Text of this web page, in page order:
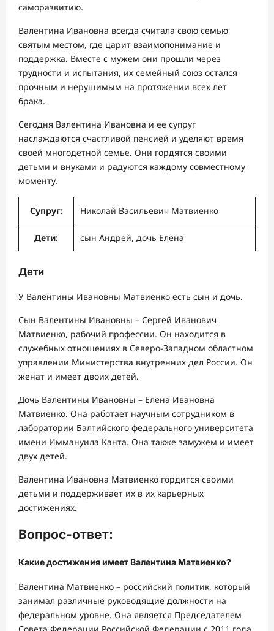
саморазвитию.
Валентина Ивановна всегда считала свою семью
святым местом, где царит взаимопонимание и
поддержка. Вместе с мужем они прошли через
трудности и испытания, их семейный союз остался
прочным и нерушимым на протяжении всех лет
брака.
Сегодня Валентина Ивановна и ее супруг
наслаждаются счастливой пенсией и уделяют время
своей многодетной семье. Они гордятся своими
детьми и внуками и радуются каждому совместному
моменту.
Супруг: Николай Васильевич Матвиенко
Дети: сын Андрей, дочь Елена
Дети
У Валентины Ивановны Матвиенко есть сын и дочь.
Сын Валентины Ивановны – Сергей Иванович
Матвиенко, рабочий профессии. Он находится в
служебных отношениях в Северо-Западном областном
управлении Министерства внутренних дел России. Он
женат и имеет двоих детей.
Дочь Валентины Ивановны – Елена Ивановна
Матвиенко. Она работает научным сотрудником в
лаборатории Балтийского федерального университета
имени Иммануила Канта. Она также замужем и имеет
двух детей.
Валентина Ивановна Матвиенко гордится своими
детьми и поддерживает их в их карьерных
достижениях.
Вопрос-ответ:
Какие достижения имеет Валентина Матвиенко?
Валентина Матвиенко – российский политик, который
занимал различные руководящие должности на
федеральном уровне. Она является Председателем